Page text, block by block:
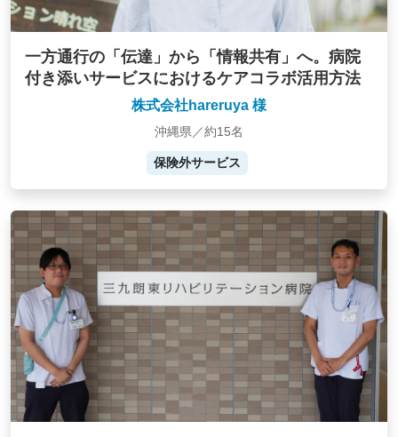
一方通行の「伝達」から「情報共有」へ。病院
付き添いサービスにおけるケアコラボ活用方法
株式会社hareruya 様
沖縄県／約15名
保険外サービス